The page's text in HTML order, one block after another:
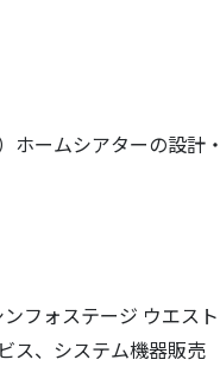
ホームシアターの設計
フォステージ ウエス
ス、システム機器販売